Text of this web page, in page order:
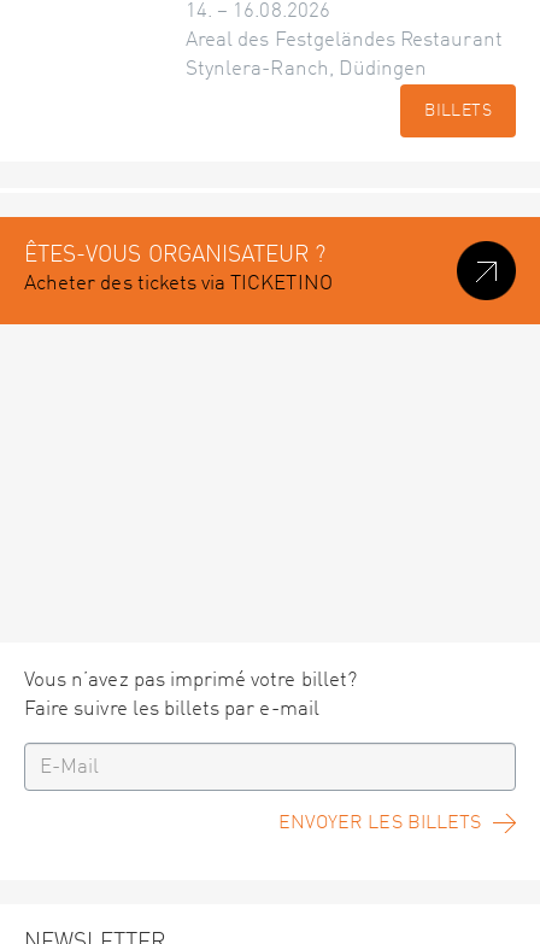
14. – 16.08.2026
Areal des Festgeländes Restaurant
Stynlera-Ranch, Düdingen
BILLETS
ÊTES-VOUS ORGANISATEUR ?
Acheter des tickets via TICKETINO
Vous n’avez pas imprimé votre billet?
Faire suivre les billets par e-mail
ENVOYER LES BILLETS